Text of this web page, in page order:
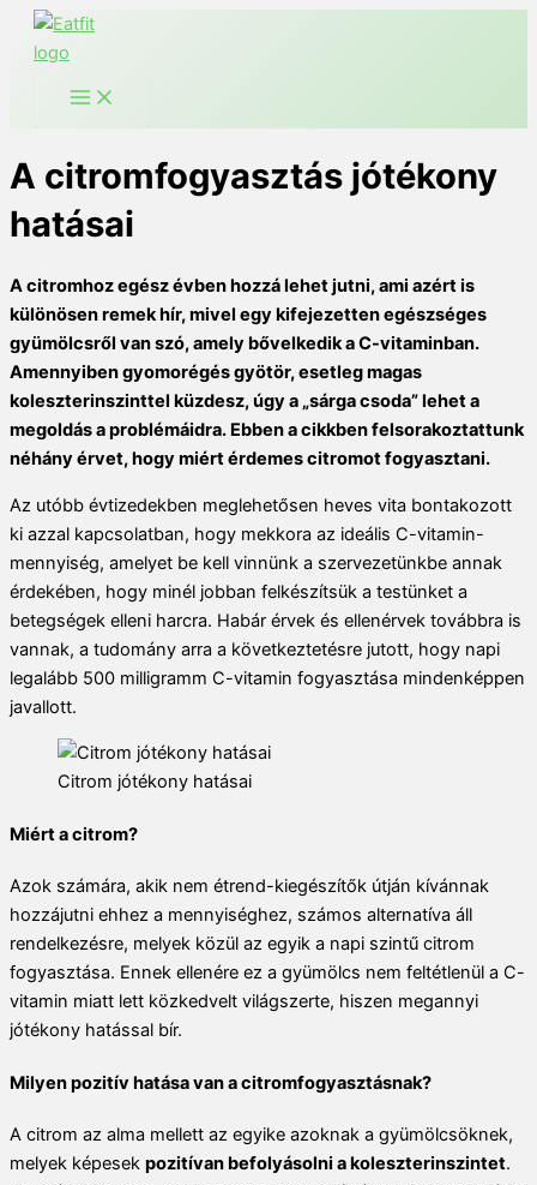
Ugrás
A citromfogyasztás jótékony
hatásai
A citromhoz egész évben hozzá lehet jutni, ami azért is
különösen remek hír, mivel egy kifejezetten egészséges
gyümölcsről van szó, amely bővelkedik a C-vitaminban.
Amennyiben gyomorégés gyötör, esetleg magas
koleszterinszinttel küzdesz, úgy a „sárga csoda” lehet a
megoldás a problémáidra. Ebben a cikkben felsorakoztattunk
néhány érvet, hogy miért érdemes citromot fogyasztani.
Az utóbb évtizedekben meglehetősen heves vita bontakozott
ki azzal kapcsolatban, hogy mekkora az ideális C-vitamin-
mennyiség, amelyet be kell vinnünk a szervezetünkbe annak
érdekében, hogy minél jobban felkészítsük a testünket a
betegségek elleni harcra. Habár érvek és ellenérvek továbbra is
vannak, a tudomány arra a következtetésre jutott, hogy napi
legalább 500 milligramm C-vitamin fogyasztása mindenképpen
javallott.
Citrom jótékony hatásai
Miért a citrom?
Azok számára, akik nem étrend-kiegészítők útján kívánnak
hozzájutni ehhez a mennyiséghez, számos alternatíva áll
rendelkezésre, melyek közül az egyik a napi szintű citrom
fogyasztása. Ennek ellenére ez a gyümölcs nem feltétlenül a C-
vitamin miatt lett közkedvelt világszerte, hiszen megannyi
jótékony hatással bír.
Milyen pozitív hatása van a citromfogyasztásnak?
A citrom az alma mellett az egyike azoknak a gyümölcsöknek,
melyek képesek pozitívan befolyásolni a koleszterinszintet.